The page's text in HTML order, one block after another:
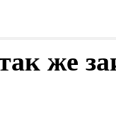
же